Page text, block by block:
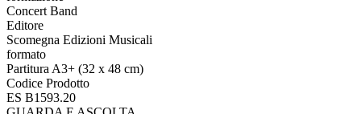
Concert Band
Editore
Scomegna Edizioni Musicali
formato
Partitura A3+ (32 x 48 cm)
Codice Prodotto
ES B1593.20